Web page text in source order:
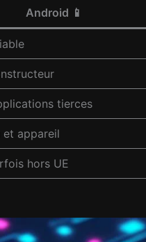
Android 📱
tierces
et appareil
hors UE